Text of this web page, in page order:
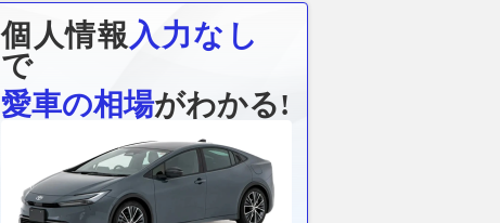
個人情報 入力なし
で
愛車の相場がわかる!